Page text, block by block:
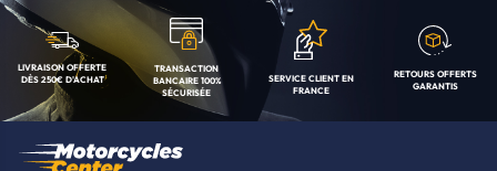
LIVRAISON OFFERTE
DÈS 250€ D'ACHAT
TRANSACTION
BANCAIRE 100%
SÉCURISÉE
SERVICE CLIENT EN
FRANCE
RETOURS OFFERTS
GARANTIS